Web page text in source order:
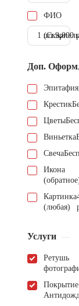
ФИО
1 шт.9.000
Доп.
Эпитафия
Крестик
Цветы
Виньетка
Свеча
Икона
Картинка
(любая)
Услуги
Ретушь
Покрытие